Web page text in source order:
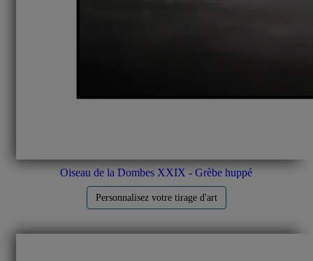
Oiseau de la Dombes XXIX - Grèbe huppé
Personnalisez votre tirage d'art